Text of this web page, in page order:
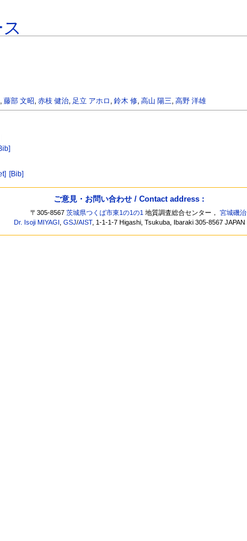
,藤部 文昭,赤枝 健治, 足立 アホロ ,鈴木 修,高山 陽三,高野 洋雄
[Bib]
ご意見・お問い合わせ / Contact address :
〒305-8567茨城県つくば市東1の1の1 地質調査総合センター，宮城磯治
Dr. Isoji MIYAGI ,GSJ/AIST, 1-1-1-7 Higashi, Tsukuba, Ibaraki 305-8567 JAPAN